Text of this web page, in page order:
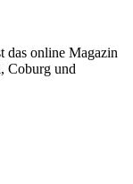
das online Magazin
Coburg und